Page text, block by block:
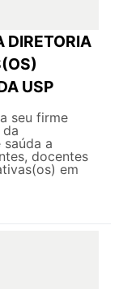
DIRETORIA
USP
seu firme
saúda a
docentes
em